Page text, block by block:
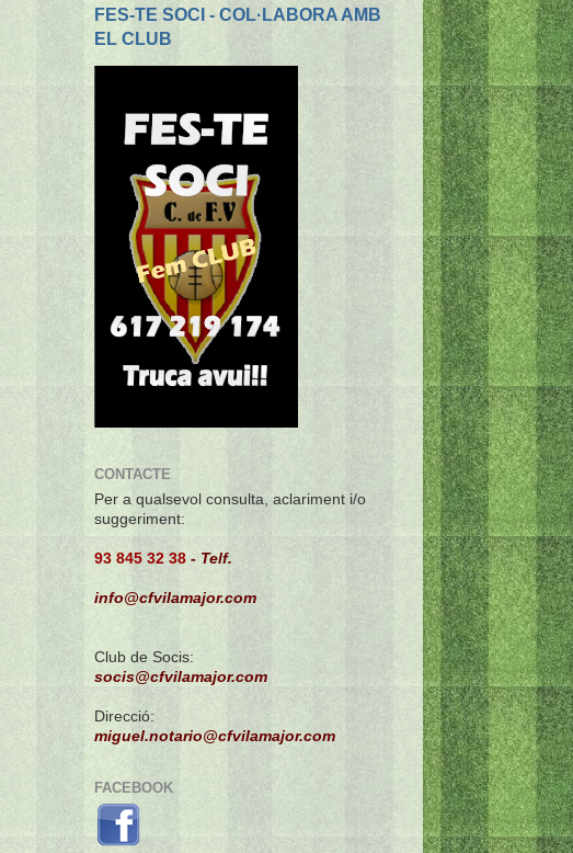
FES-TE SOCI - COL·LABORA AMB
EL CLUB
CONTACTE
Per a qualsevol consulta, aclariment i/o
suggeriment:
93 845 32 38 - Telf.
info@cfvilamajor.com
Club de Socis:
socis@cfvilamajor.com
Direcció:
miguel.notario@cfvilamajor.com
FACEBOOK